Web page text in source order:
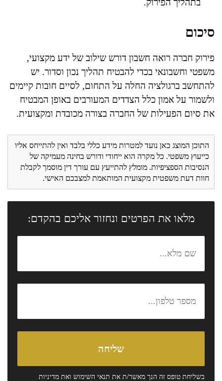
בתהליך הפירוק.
סיכום
פירוק חברה רואה חשבון דורש שילוב של ידע מקצועי,
משפטי וחשבונאי בכדי להבטיח תהליך נכון וסדור. יש
להתחשב ברגולציה החלה על התחום, לסיים חובות קיימים
ולשמור על אמון כלל הצדדים המעורבים באופן המבטיח
את סיום הפעילות של החברה בצורה מכובדת ומקצועית.
התוכן המוצג כאן נועד למטרות מידע כללי בלבד ואין להתייחס אליו
כייעוץ משפטי. כל מקרה הוא ייחודי ודורש בחינה מעמיקה של
הנסיבות הספציפיות. מומלץ להתייעץ עם עורך דין מוסמך לקבלת
חוות דעת משפטית מקצועית המותאמת למצבכם האישי.
מלאו את הפרטים ונחזור אליכם בהקדם:
בשליחת טופס זה הנך מאשר/ת את תנאי השימוש ואת מדיניות